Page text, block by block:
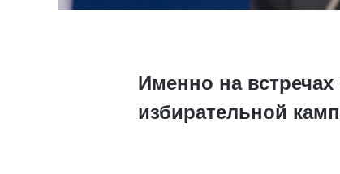
Именно на
избирательной